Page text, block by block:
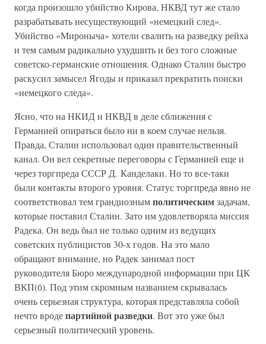
когда произошло убийство Кирова, НКВД тут же стало
разрабатывать несуществующий «немецкий след».
Убийство «Мироныча» хотели свалить на разведку рейха
и тем самым радикально ухудшить и без того сложные
советско-германские отношения. Однако Сталин быстро
раскусил замысел Ягоды и приказал прекратить поиски
«немецкого следа».
Ясно, что на НКИД и НКВД в деле сближения с
Германией опираться было ни в коем случае нельзя.
Правда, Сталин использовал один правительственный
канал. Он вел секретные переговоры с Германией еще и
через торгпреда СССР Д. Канделаки. Но то все-таки
были контакты второго уровня. Статус торгпреда явно не
соответствовал тем грандиознымполитическимзадачам,
которые поставил Сталин. Зато им удовлетворяла миссия
Радека. Он ведь был не только одним из ведущих
советских публицистов 30-х годов. На это мало
обращают внимание, но Радек занимал пост
руководителя Бюро международной информации при ЦК
ВКП(б). Под этим скромным названием скрывалась
очень серьезная структура, которая представляла собой
нечто вродепартийной разведки. Вот это уже был
серьезный политический уровень.